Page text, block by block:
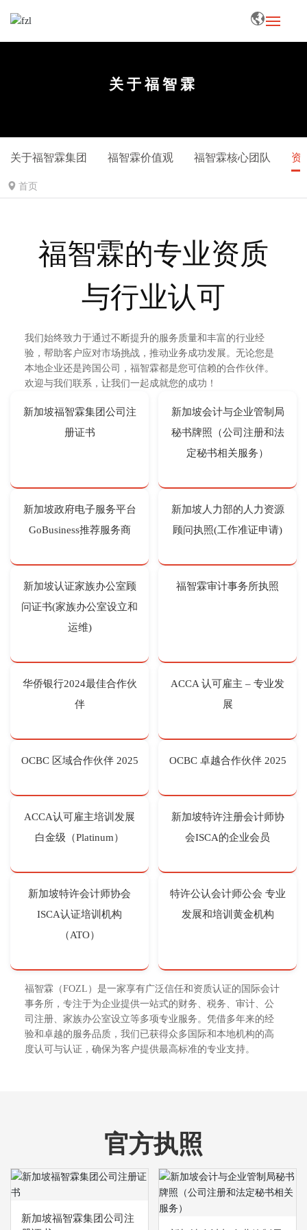
职业发展
关于
办事处
关于福智霖
关于福智霖集团 福智霖价值观 福智霖核心团队 资
首页
福智霖的专业资质
与行业认可
我们始终致力于通过不断提升的服务质量和丰富的行业经
验，帮助客户应对市场挑战，推动业务成功发展。无论您是
本地企业还是跨国公司，福智霖都是您可信赖的合作伙伴。
欢迎与我们联系，让我们一起成就您的成功！
新加坡福智霖集团公司注
册证书
新加坡会计与企业管制局
秘书牌照（公司注册和法
定秘书相关服务）
新加坡政府电子服务平台
GoBusiness推荐服务商
新加坡人力部的人力资源
顾问执照(工作准证申请)
新加坡认证家族办公室顾
问证书(家族办公室设立和
运维)
福智霖审计事务所执照
华侨银行2024最佳合作伙
伴
ACCA 认可雇主 – 专业发
展
OCBC 区域合作伙伴 2025 OCBC 卓越合作伙伴 2025
ACCA认可雇主培训发展
白金级（Platinum）
新加坡特许注册会计师协
会ISCA的企业会员
新加坡特许会计师协会
ISCA认证培训机构
（ATO）
特许公认会计师公会 专业
发展和培训黄金机构
福智霖（FOZL）是一家享有广泛信任和资质认证的国际会计
事务所，专注于为企业提供一站式的财务、税务、审计、公
司注册、家族办公室设立等多项专业服务。凭借多年来的经
验和卓越的服务品质，我们已获得众多国际和本地机构的高
度认可与认证，确保为客户提供最高标准的专业支持。
官方执照
新加坡福智霖集团公司注